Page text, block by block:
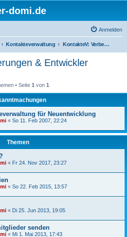
domi.de
Anmelden
Kontakteverwaltung KontakteV: Verbesserungen & Entwickler
& Entwickler
• Seite 1 von 1
für Neuentwicklung
« So 11. Feb 2007, 22:24
Themen
« Fr 24. Nov 2017, 23:27
« So 22. Feb 2015, 13:57
« Di 25. Jun 2013, 19:05
senden
« Mi 1. Mai 2013, 17:43